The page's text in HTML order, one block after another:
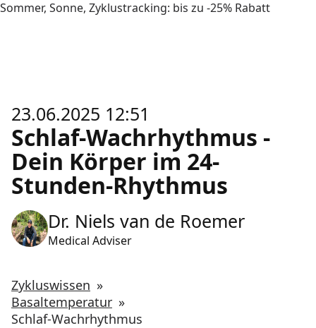
Sommer, Sonne, Zyklustracking: bis zu -25% Rabatt
23.06.2025 12:51
Schlaf-Wachrhythmus -
Dein Körper im 24-
Stunden-Rhythmus
Dr. Niels van de Roemer
Medical Adviser
Zykluswissen »
Basaltemperatur »
Schlaf-Wachrhythmus